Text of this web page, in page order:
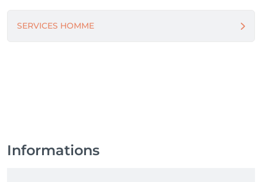
SERVICES HOMME
Informations